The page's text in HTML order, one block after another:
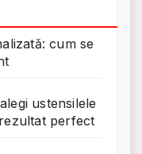
cum se
ustensilele
perfect